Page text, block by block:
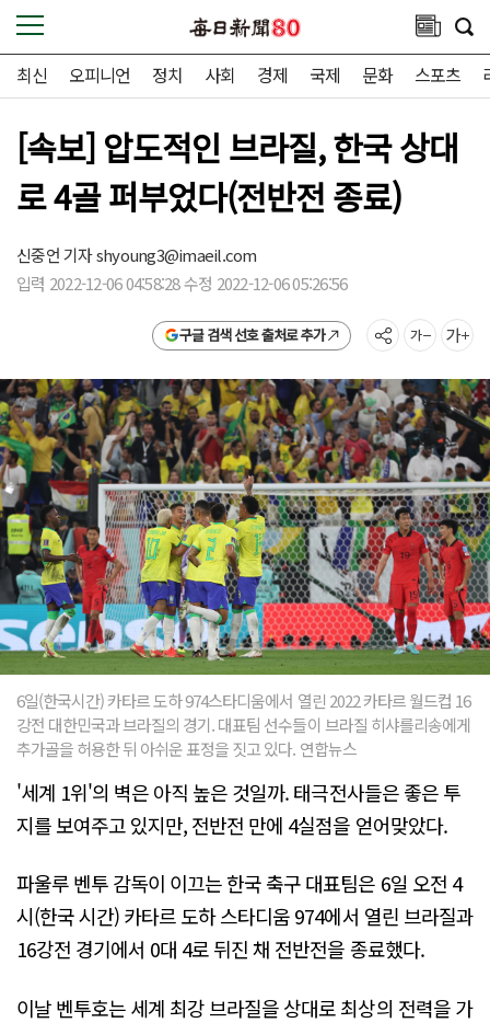
최신 오피니언 정치 사회 경제 국제 문화 스포츠
[속보] 압도적인 브라질, 한국 상대
로 4골 퍼부었다(전반전 종료)
신중언 기자shyoung3@imaeil.com
입력 2022-12-06 04:58:28 수정 2022-12-06 05:26:56
구글 검색 선호 출처로 추가
6일(한국시간) 카타르 도하 974스타디움에서 열린 2022 카타르 월드컵 16
강전 대한민국과 브라질의 경기. 대표팀 선수들이 브라질 히샤를리송에게
추가골을 허용한 뒤 아쉬운 표정을 짓고 있다. 연합뉴스
'세계 1위'의 벽은 아직 높은 것일까. 태극전사들은 좋은 투
지를 보여주고 있지만, 전반전 만에 4실점을 얻어맞았다.
파울루 벤투 감독이 이끄는 한국 축구 대표팀은 6일 오전 4
시(한국 시간) 카타르 도하 스타디움 974에서 열린 브라질과
16강전 경기에서 0대 4로 뒤진 채 전반전을 종료했다.
이날 벤투호는 세계 최강 브라질을 상대로 최상의 전력을 가